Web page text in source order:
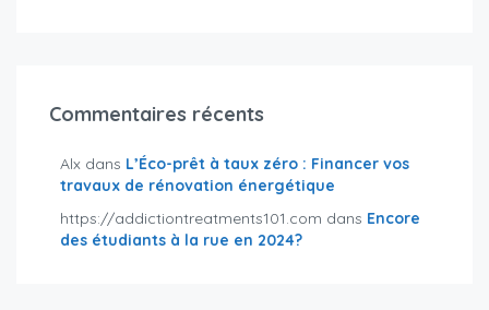
Commentaires récents
Alx dans L’Éco-prêt à taux zéro : Financer vos
travaux de rénovation énergétique
https://addictiontreatments101.com dans Encore
des étudiants à la rue en 2024?